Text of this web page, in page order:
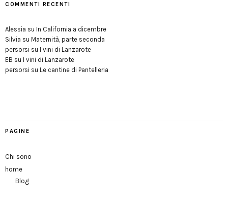
COMMENTI RECENTI
Alessia su In California a dicembre
Silvia su Maternità, parte seconda
persorsi su I vini di Lanzarote
EB su I vini di Lanzarote
persorsi su Le cantine di Pantelleria
PAGINE
Chi sono
home
Blog